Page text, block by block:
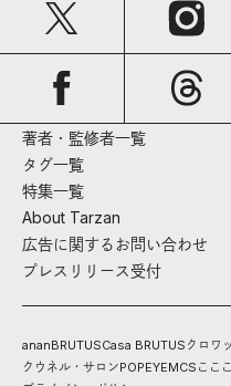
著者・監修者一覧
タグ一覧
特集一覧
About Tarzan
広告に関するお問い合わせ
プレスリリース受付
ananBRUTUSCasa BRUTUS クロワ
クウネル・サロンPOPEYEMCS こここ